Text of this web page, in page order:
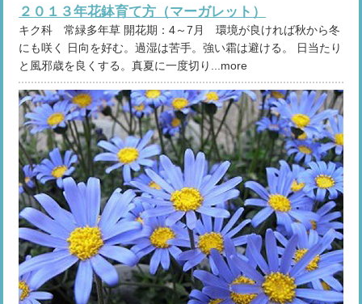
２０１３年花鉢育て方（マーガレット）
キク科 常緑多年草 開花期：4～7月 環境が良ければ秋から冬
にも咲く 日向を好む。過湿は苦手。強い霜は避ける。 日当たり
と風邪歳を良くする。真夏に一度切り...more